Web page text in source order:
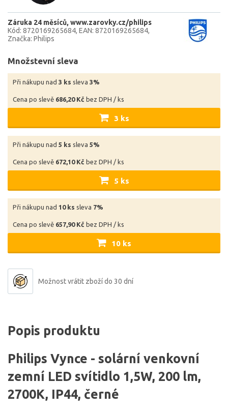
Záruka 24 měsíců www.zarovky.cz/philips
Kód: 8720169265684 EAN: 8720169265684
Značka: Philips
Množstevní sleva
Při nákupu nad 3 ks sleva 3%
Cena po slevě 686,20 Kč bez DPH / ks
3 ks
Při nákupu nad 5 ks sleva 5%
Cena po slevě 672,10 Kč bez DPH / ks
5 ks
Při nákupu nad 10 ks sleva 7%
Cena po slevě 657,90 Kč bez DPH / ks
10 ks
Možnost vrátit zboží do 30 dní
Popis produktu
Philips Vynce - solární venkovní
zemní LED svítidlo 1,5W, 200 lm,
2700K, IP44, černé